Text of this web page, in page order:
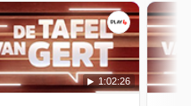
1:02:26